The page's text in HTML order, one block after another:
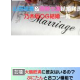
芸能